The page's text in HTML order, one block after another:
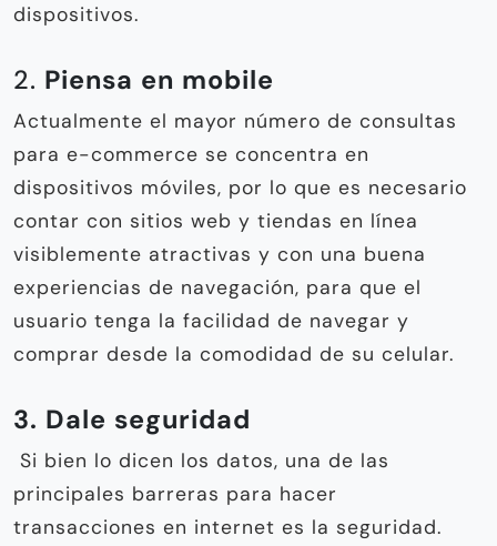
dispositivos.
2. Piensa en mobile
Actualmente el mayor número de consultas
para e-commerce se concentra en
dispositivos móviles, por lo que es necesario
contar con sitios web y tiendas en línea
visiblemente atractivas y con una buena
experiencias de navegación, para que el
usuario tenga la facilidad de navegar y
comprar desde la comodidad de su celular.
3. Dale seguridad
Si bien lo dicen los datos, una de las
principales barreras para hacer
transacciones en internet es la seguridad.